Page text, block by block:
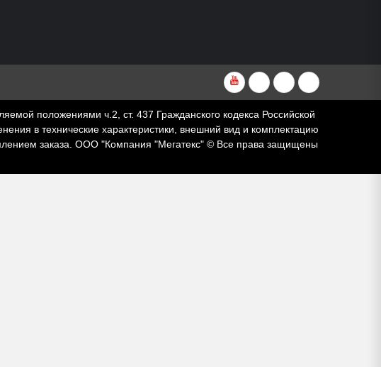
YouTubeVKvideoRuTubeDzen
положениями ч.2, ст. 437 Гражданского кодекса Российской
в технические характеристики, внешний вид и комплектацию
заказа. ООО "Компания "Мегатекс" © Все права защищены